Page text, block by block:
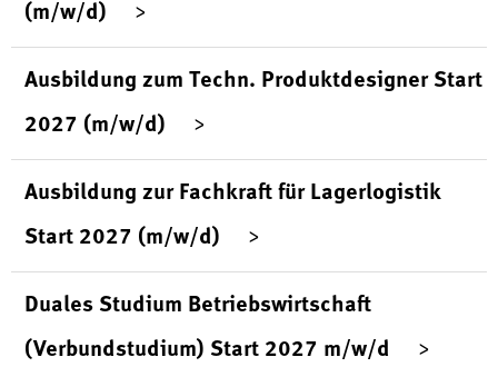
(m/w/d)
Ausbildung zum Techn. Produktdesigner Start
2027 (m/w/d)
Ausbildung zur Fachkraft für Lagerlogistik
Start 2027 (m/w/d)
Duales Studium Betriebswirtschaft
(Verbundstudium) Start 2027 m/w/d